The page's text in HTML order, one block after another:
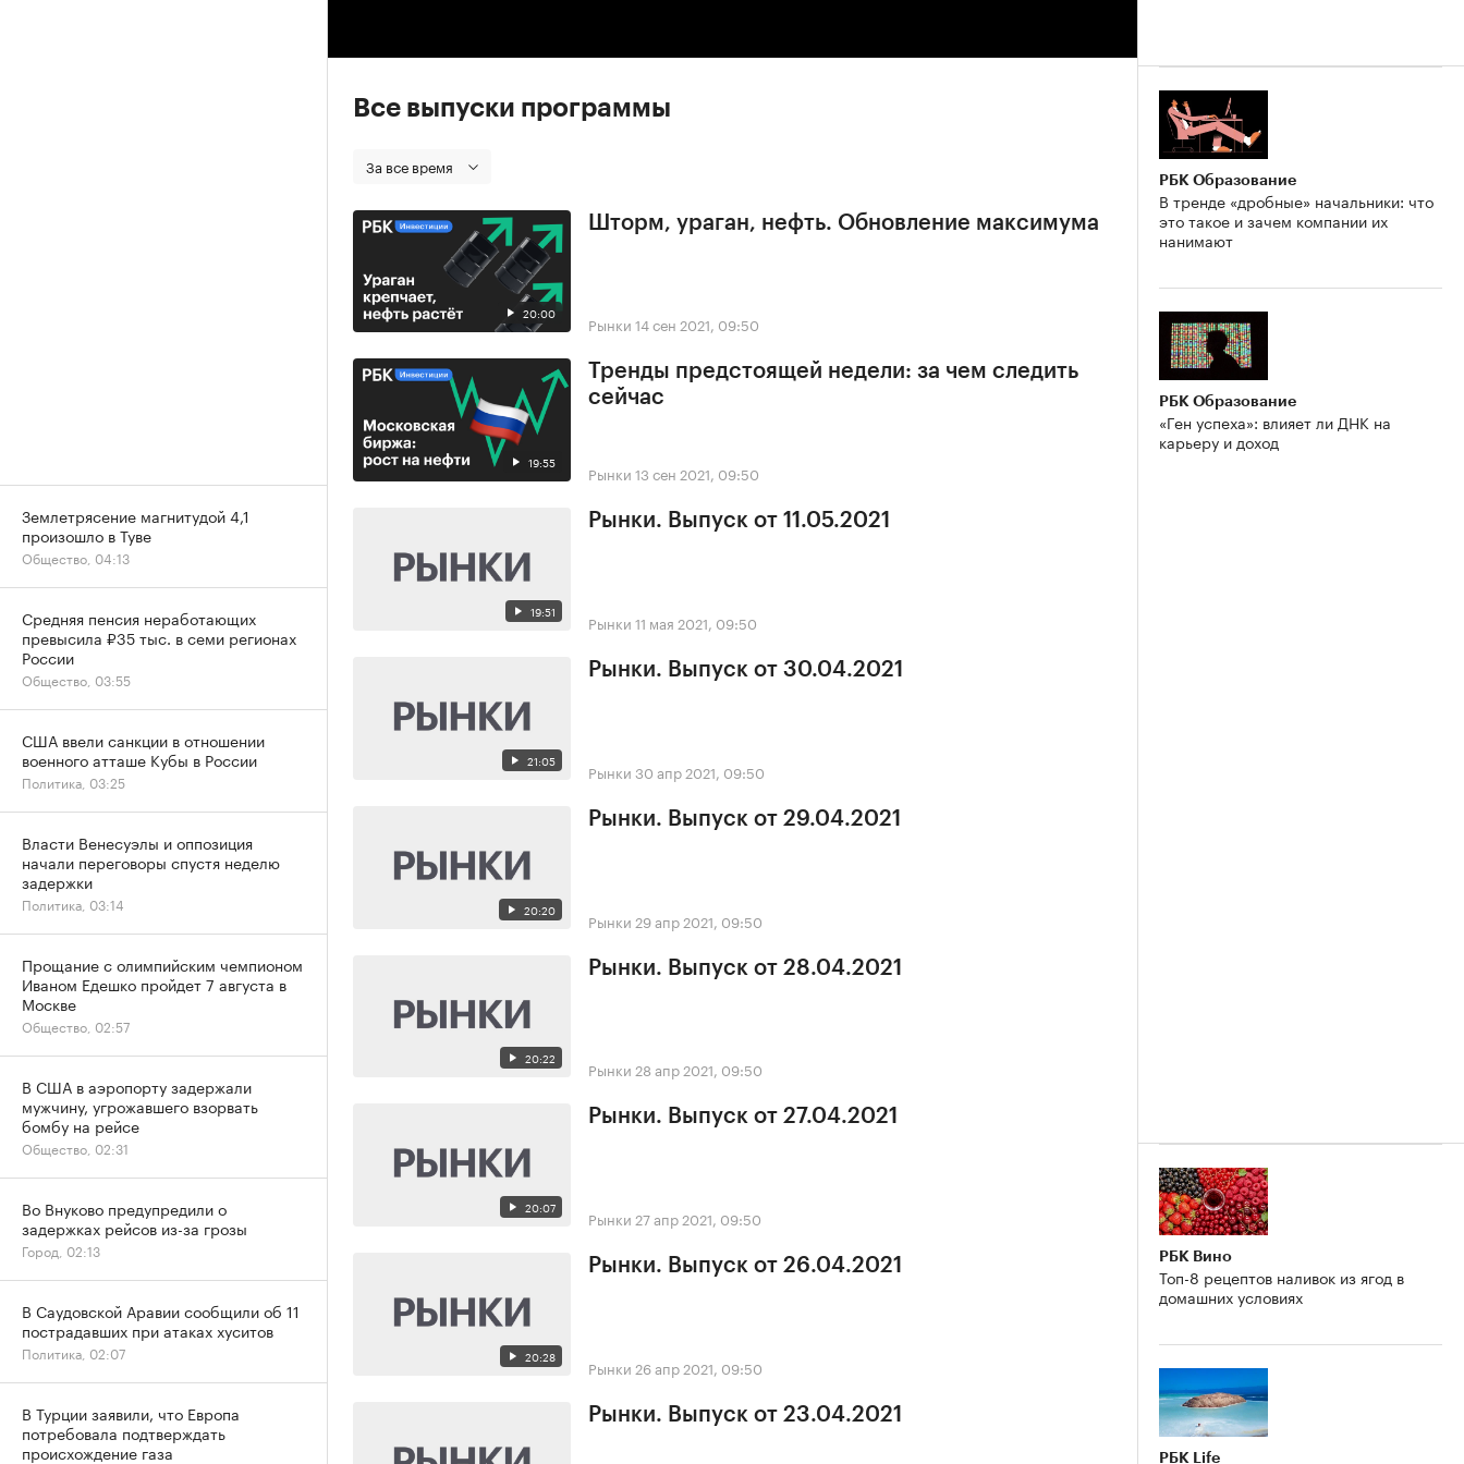
Все выпуски программы
За все время
20:00
Шторм, ураган, нефть. Обновление максимума
Рынки 14 сен 2021, 09:50
19:55
Тренды предстоящей недели: за чем следить
сейчас
Рынки 13 сен 2021, 09:50
19:51
Рынки. Выпуск от 11.05.2021
Рынки 11 мая 2021, 09:50
21:05
Рынки. Выпуск от 30.04.2021
Рынки 30 апр 2021, 09:50
20:20
Рынки. Выпуск от 29.04.2021
Рынки 29 апр 2021, 09:50
20:22
Рынки. Выпуск от 28.04.2021
Рынки 28 апр 2021, 09:50
20:07
Рынки. Выпуск от 27.04.2021
Рынки 27 апр 2021, 09:50
20:28
Рынки. Выпуск от 26.04.2021
Рынки 26 апр 2021, 09:50
Рынки. Выпуск от 23.04.2021
РБК Образование
В тренде «дробные» начальники: что
это такое и зачем компании их
нанимают
РБК Образование
«Ген успеха»: влияет ли ДНК на
карьеру и доход
РБК Вино
Топ-8 рецептов наливок из ягод в
домашних условиях
РБК Life
Землетрясение магнитудой 4,1
произошло в Туве
Общество, 04:13
Средняя пенсия неработающих
превысила ₽35 тыс. в семи регионах
России
Общество, 03:55
США ввели санкции в отношении
военного атташе Кубы в России
Политика, 03:25
Власти Венесуэлы и оппозиция
начали переговоры спустя неделю
задержки
Политика, 03:14
Прощание с олимпийским чемпионом
Иваном Едешко пройдет 7 августа в
Москве
Общество, 02:57
В США в аэропорту задержали
мужчину, угрожавшего взорвать
бомбу на рейсе
Общество, 02:31
Во Внуково предупредили о
задержках рейсов из-за грозы
Город, 02:13
В Саудовской Аравии сообщили об 11
пострадавших при атаках хуситов
Политика, 02:07
В Турции заявили, что Европа
потребовала подтверждать
происхождение газа